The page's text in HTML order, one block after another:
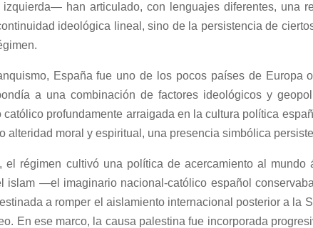
izquierda— han articulado, con lenguajes diferentes, una
ideológica lineal, sino de la persistencia de
España fue uno de los pocos países de
a una combinación de factores ideológicos y
católico profundamente arraigada en la cultura política
alteridad moral y espiritual, una presencia simbólica
el régimen cultivó una política de acercamiento al
islam —el imaginario nacional-católico español
a romper el aislamiento internacional posterior a la
En ese marco, la causa palestina fue incorporada